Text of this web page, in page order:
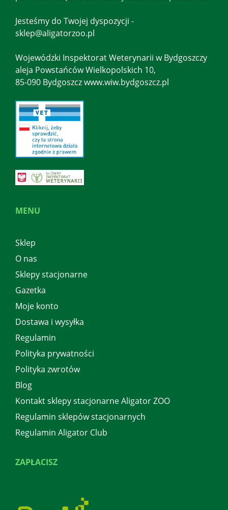
MENU
Sklep
O nas
Sklepy stacjonarne
Gazetka
Moje konto
Dostawa i wysyłka
Regulamin
Polityka prywatności
Polityka zwrotów
Blog
Kontakt sklepy stacjonarne Aligator ZOO
Regulamin sklepów stacjonarnych
Regulamin Aligator Club
ZAPŁACISZ
Jesteśmy do Twojej dyspozycji -
sklep@aligatorzoo.pl
Wojewódzki Inspektorat Weterynarii w Bydgoszczy
aleja Powstańców Wielkopolskich 10,
85-090 Bydgoszcz www.wiw.bydgoszcz.pl